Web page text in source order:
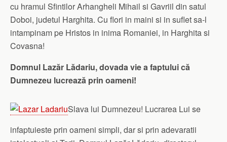
cu hramul Sfintilor Arhangheli Mihail si Gavriil din satul
Doboi, judetul Harghita. Cu flori in maini si in suflet sa-l
intampinam pe Hristos in inima Romaniei, in Harghita si
Covasna!
Domnul Lazăr Lădariu, dovada vie a faptului că
Dumnezeu lucrează prin oameni!
Slava lui Dumnezeu! Lucrarea Lui se
infaptuieste prin oameni simpli, dar si prin adevaratii